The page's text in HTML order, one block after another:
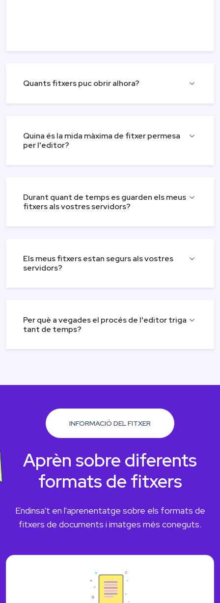
Quants fitxers puc obrir alhora?
Quina és la mida màxima de fitxer permesa
per l'editor?
Durant quant de temps es guarden els meus
fitxers als vostres servidors?
Els meus fitxers estan segurs als vostres
servidors?
Per què a vegades el procés de l'editor triga
tant de temps?
INFORMACIÓ DEL FITXER
Aprèn sobre diferents
formats de fitxers
Endinsa't en l'aprenentatge sobre els formats de
fitxers de documents i imatges més coneguts.